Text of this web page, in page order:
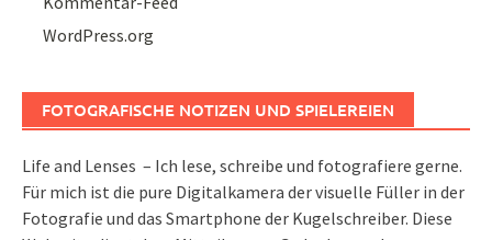
WordPress.org
FOTOGRAFISCHE NOTIZEN UND SPIELEREIEN
Life and Lenses – Ich lese, schreibe und fotografiere gerne.
Für mich ist die pure Digitalkamera der visuelle Füller in der
Fotografie und das Smartphone der Kugelschreiber. Diese